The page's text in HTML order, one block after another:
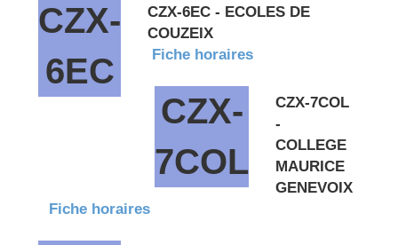
CZX-
6EC
CZX-6EC - ECOLES DE
COUZEIX
Fiche horaires
CZX-
7COL
CZX-7COL
-
COLLEGE
MAURICE
GENEVOIX
Fiche horaires